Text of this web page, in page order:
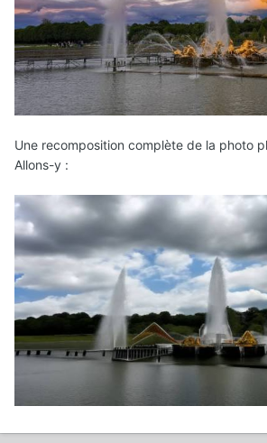
Une recomposition complète de la photo
Allons-y :